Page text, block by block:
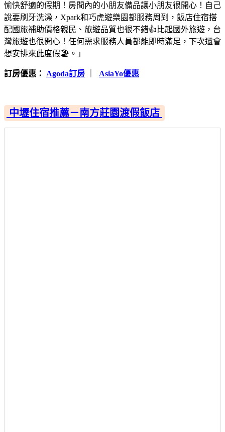
愉快舒適的假期！房間內的小朋友備品讓小朋友很開心！自己
說要刷牙洗澡，Xpark和巧虎遊樂園都服務周到，飯店住宿搭
配國旅補助價格親民、旅遊品質也很不錯👍比起國外旅遊，台
灣旅遊也很開心！任何需求服務人員都能即時滿足，下次還會
想安排來此度假🏖。」
訂房優惠： Agoda訂房 AsiaYo優惠
中壢住宿推薦－南方莊園渡假飯店